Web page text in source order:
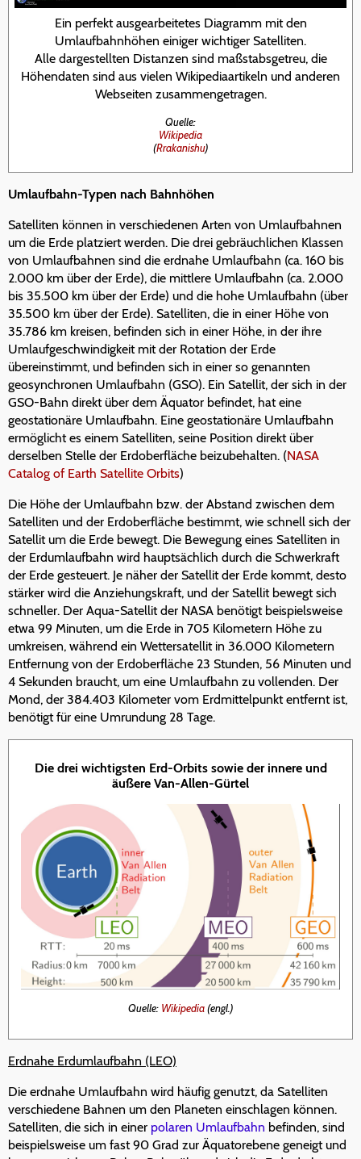
Ein perfekt ausgearbeitetes Diagramm mit den
Umlaufbahnhöhen einiger wichtiger Satelliten.
Alle dargestellten Distanzen sind maßstabsgetreu, die
Höhendaten sind aus vielen Wikipediaartikeln und anderen
Webseiten zusammengetragen.
Quelle:
Wikipedia
(Rrakanishu)
Umlaufbahn-Typen nach Bahnhöhen
Satelliten können in verschiedenen Arten von Umlaufbahnen
um die Erde platziert werden. Die drei gebräuchlichen Klassen
von Umlaufbahnen sind die erdnahe Umlaufbahn (ca. 160 bis
2.000 km über der Erde), die mittlere Umlaufbahn (ca. 2.000
bis 35.500 km über der Erde) und die hohe Umlaufbahn (über
35.500 km über der Erde). Satelliten, die in einer Höhe von
35.786 km kreisen, befinden sich in einer Höhe, in der ihre
Umlaufgeschwindigkeit mit der Rotation der Erde
übereinstimmt, und befinden sich in einer so genannten
geosynchronen Umlaufbahn (GSO). Ein Satellit, der sich in der
GSO-Bahn direkt über dem Äquator befindet, hat eine
geostationäre Umlaufbahn. Eine geostationäre Umlaufbahn
ermöglicht es einem Satelliten, seine Position direkt über
derselben Stelle der Erdoberfläche beizubehalten. (NASA
Catalog of Earth Satellite Orbits)
Die Höhe der Umlaufbahn bzw. der Abstand zwischen dem
Satelliten und der Erdoberfläche bestimmt, wie schnell sich der
Satellit um die Erde bewegt. Die Bewegung eines Satelliten in
der Erdumlaufbahn wird hauptsächlich durch die Schwerkraft
der Erde gesteuert. Je näher der Satellit der Erde kommt, desto
stärker wird die Anziehungskraft, und der Satellit bewegt sich
schneller. Der Aqua-Satellit der NASA benötigt beispielsweise
etwa 99 Minuten, um die Erde in 705 Kilometern Höhe zu
umkreisen, während ein Wettersatellit in 36.000 Kilometern
Entfernung von der Erdoberfläche 23 Stunden, 56 Minuten und
4 Sekunden braucht, um eine Umlaufbahn zu vollenden. Der
Mond, der 384.403 Kilometer vom Erdmittelpunkt entfernt ist,
benötigt für eine Umrundung 28 Tage.
Die drei wichtigsten Erd-Orbits sowie der innere und
äußere Van-Allen-Gürtel
Quelle: Wikipedia(engl.)
Erdnahe Erdumlaufbahn (LEO)
Die erdnahe Umlaufbahn wird häufig genutzt, da Satelliten
verschiedene Bahnen um den Planeten einschlagen können.
Satelliten, die sich in einer polaren Umlaufbahn befinden, sind
beispielsweise um fast 90 Grad zur Äquatorebene geneigt und